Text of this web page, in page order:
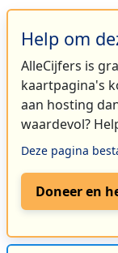
Help om
AlleCijfers is
kaartpagina's
aan hosting
waardevol?
Deze pagina
Doneer en